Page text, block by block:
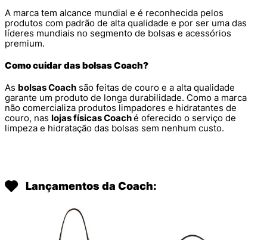
A marca tem alcance mundial e é reconhecida pelos
produtos com padrão de alta qualidade e por ser uma das
líderes mundiais no segmento de bolsas e acessórios
premium.
Como cuidar das bolsas Coach?
As bolsas Coach são feitas de couro e a alta qualidade
garante um produto de longa durabilidade. Como a marca
não comercializa produtos limpadores e hidratantes de
couro, nas lojas físicas Coaché oferecido o serviço de
limpeza e hidratação das bolsas sem nenhum custo.
Lançamentos da Coach: